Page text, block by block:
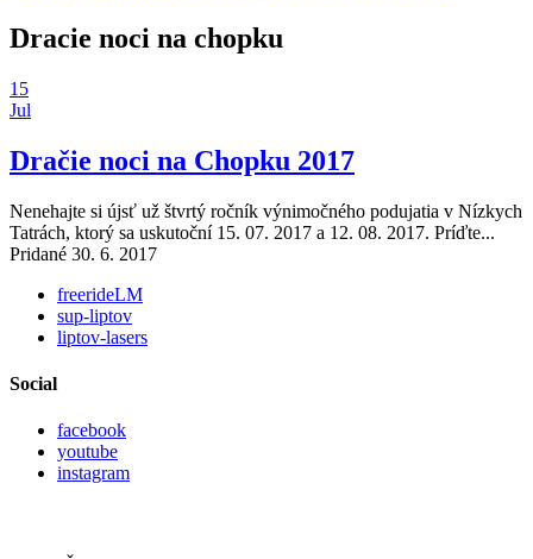
Dracie noci na chopku
15
Jul
Dračie noci na Chopku 2017
Nenehajte si újsť už štvrtý ročník výnimočného podujatia v Nízkych
Tatrách, ktorý sa uskutoční 15. 07. 2017 a 12. 08. 2017. Príďte...
Pridané 30. 6. 2017
freerideLM
sup-liptov
liptov-lasers
Social
facebook
youtube
instagram